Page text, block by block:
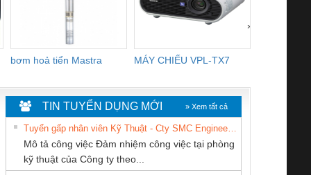
bơm hoả tiển Mastra MÁY CHIẾU VPL-TX7
›
TIN TUYỂN DỤNG MỚI » Xem tất cả
Mô tả công việc Đảm nhiệm công việc tại phòng
kỹ thuật của Công ty theo...